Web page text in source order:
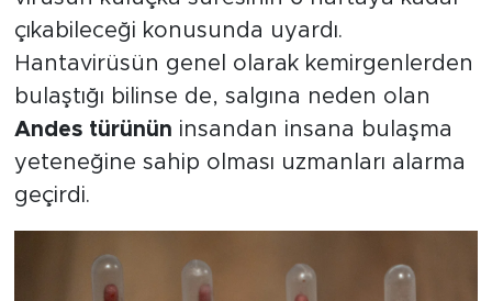
çıkabileceği konusunda uyardı.
Hantavirüsün genel olarak kemirgenlerden
bulaştığı bilinse de, salgına neden olan
Andes türünün insandan insana bulaşma
yeteneğine sahip olması uzmanları alarma
geçirdi.